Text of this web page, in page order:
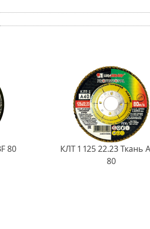
80
КЛТ 1 125 22.23 Ткань
80